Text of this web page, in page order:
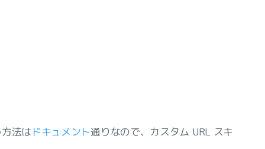
法は ドキュメント通りなので、カスタム URL スキ